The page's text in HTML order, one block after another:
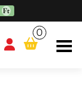
content.cart
0